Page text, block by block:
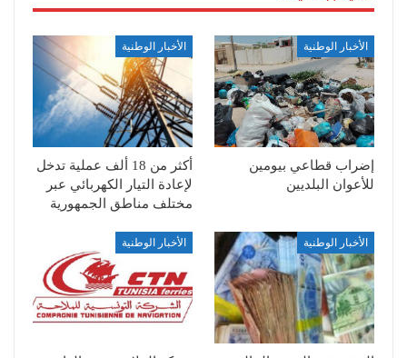
الأخبار الوطنية
إضراب قطاعي بيومين
للأعوان البلديين
الأخبار الوطنية
أكثر من 18 ألف عملية تدخل
لإعادة التيار الكهربائي عبر
مختلف مناطق الجمهورية
الأخبار الوطنية الأخبار الوطنية